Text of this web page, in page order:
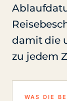
damit die
zu jedem
WAS DIE